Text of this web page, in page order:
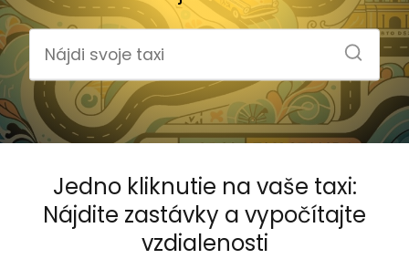
Jedno kliknutie na vaše taxi:
Nájdite zastávky a vypočítajte
vzdialenosti